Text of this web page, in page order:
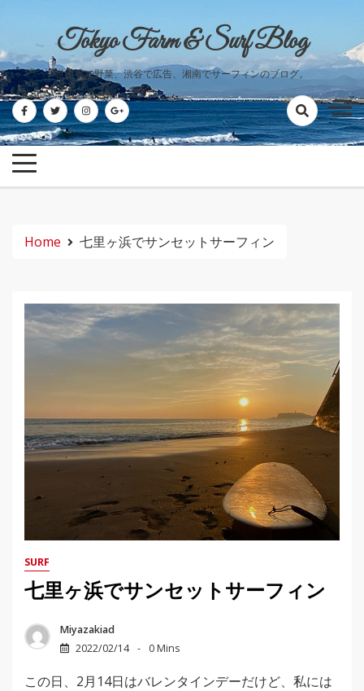
content
Tokyo Farm & Surf Blog
世田谷で野菜、渋谷で広告、湘南でサーフィンのブログ。
Home 七里ヶ浜でサンセットサーフィン
SURF
七里ヶ浜でサンセットサーフィン
Miyazakiad
2022/02/14
0 Mins
この日、2月14日はバレンタインデーだけど、私には